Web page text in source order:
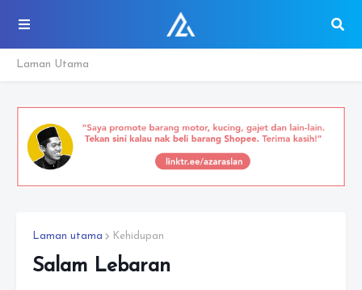
Laman Utama
Laman utama Kehidupan
Salam Lebaran